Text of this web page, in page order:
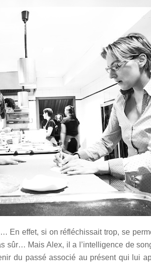
effet, si on réfléchissait trop, se
sûr… Mais Alex, il a l’intelligence de
du passé associé au présent qui lui